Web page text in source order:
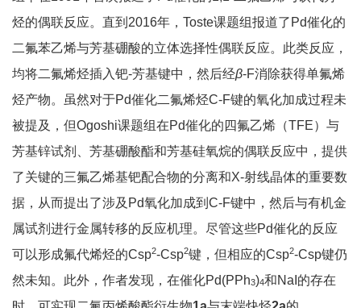
烃的偶联反应。直到2016年，Toste课题组报道了Pd催化的
二氟苯乙烯与芳基硼酸的立体选择性偶联反应。此类反应，
均将二氟烯烃插入钯-芳基键中，然后经β-F消除获得单氟烯
烃产物。虽然对于Pd催化二氟烯烃C-F键的氧化加成过程未
被提及，但Ogoshi课题组在Pd催化的四氟乙烯（TFE）与
芳基锌试剂、芳基硼酸酯和芳基硅氧烷的偶联反应中，提供
了关键的三氟乙烯基钯配合物的分离和X-射线晶体的重要数
据，从而提出了涉及Pd氧化加成到C-F键中，然后与有机金
属试剂进行金属转移的反应机理。尽管这些Pd催化的反应
可以形成氟代烯烃的Csp2-Csp2键，但相应的Csp2-Csp键仍
然未知。此外，作者发现，在催化Pd(PPh3)4和NaI的存在